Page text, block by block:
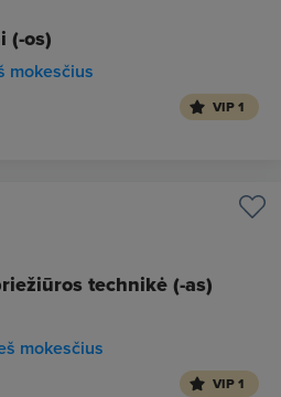
(-os)
mokesčius
VIP 1
technikė (-as)
mokesčius
VIP 1